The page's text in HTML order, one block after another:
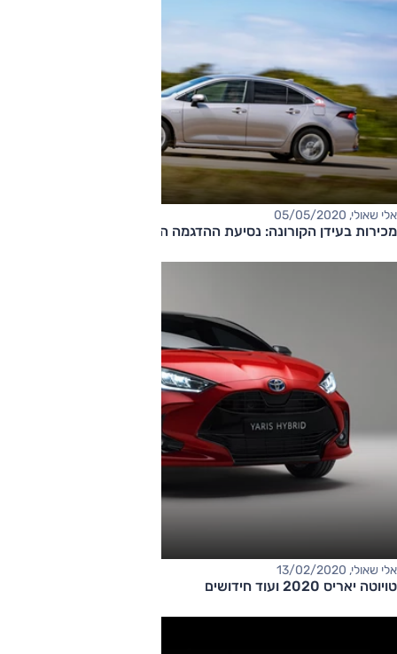
אלי שאולי, 05/05/2020
מכירות בעידן הקורונה: נסיעת ההדגמה המוגנת של טויוטה
אלי שאולי, 13/02/2020
טויוטה יאריס 2020 ועוד חידושים